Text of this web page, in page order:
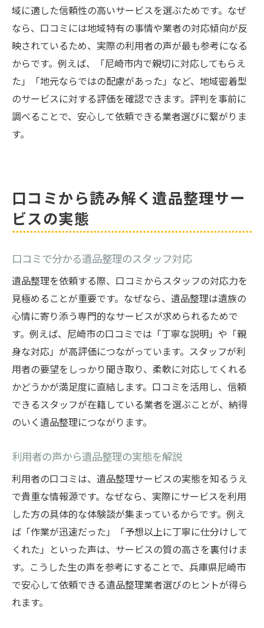
域に適した信頼性の高いサービスを選ぶためです。なぜ
なら、口コミには地域特有の事情や業者の対応傾向が反
映されているため、実際の利用者の声が最も参考になる
からです。例えば、「尼崎市内で親切に対応してもらえ
た」「地元ならではの配慮があった」など、地域密着型
のサービスに対する評価を確認できます。評判を事前に
調べることで、安心して依頼できる業者選びに繋がりま
す。
口コミから読み解く遺品整理サー
ビスの実態
口コミで分かる遺品整理のスタッフ対応
遺品整理を依頼する際、口コミからスタッフの対応力を
見極めることが重要です。なぜなら、遺品整理は遺族の
心情に寄り添う専門的なサービスが求められるためで
す。例えば、尼崎市の口コミでは「丁寧な説明」や「親
身な対応」が高評価につながっています。スタッフが利
用者の要望をしっかり聞き取り、柔軟に対応してくれる
かどうかが満足度に直結します。口コミを活用し、信頼
できるスタッフが在籍している業者を選ぶことが、納得
のいく遺品整理につながります。
利用者の声から遺品整理の実態を解説
利用者の口コミは、遺品整理サービスの実態を知るうえ
で貴重な情報源です。なぜなら、実際にサービスを利用
した方の具体的な体験談が集まっているからです。例え
ば「作業が迅速だった」「予想以上に丁寧に仕分けして
くれた」といった声は、サービスの質の高さを裏付けま
す。こうした生の声を参考にすることで、兵庫県尼崎市
で安心して依頼できる遺品整理業者選びのヒントが得ら
れます。